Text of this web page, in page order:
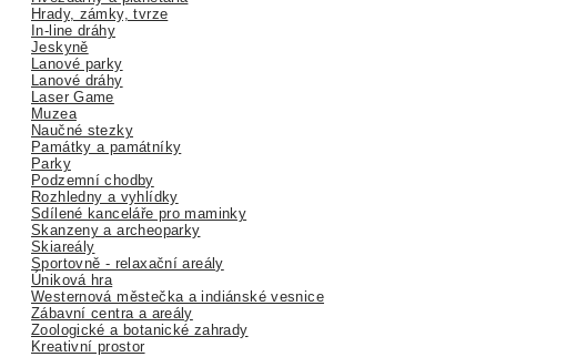
Hrady, zámky, tvrze
In-line dráhy
Jeskyně
Lanové parky
Lanové dráhy
Laser Game
Muzea
Naučné stezky
Památky a památníky
Parky
Podzemní chodby
Rozhledny a vyhlídky
Sdílené kanceláře pro maminky
Skanzeny a archeoparky
Skiareály
Sportovně - relaxační areály
Úniková hra
Westernová městečka a indiánské vesnice
Zábavní centra a areály
Zoologické a botanické zahrady
Kreativní prostor